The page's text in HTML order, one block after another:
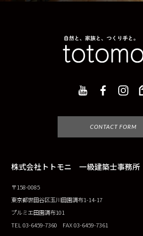
CONTACT FORM
株式会社トトモニ 一級建築士事務所
〒158-0085
東京都世田谷区玉川田園調布1-14-17
プルミエ田園調布101
TEL 03-6459-7360 FAX 03-6459-7361